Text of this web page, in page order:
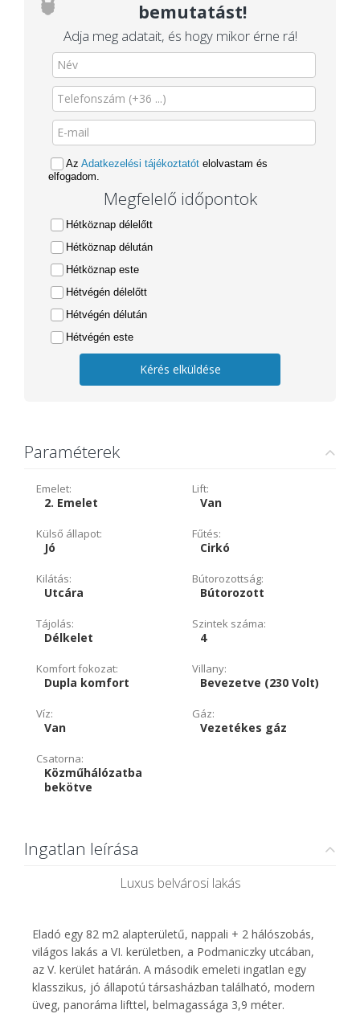
bemutatást!
Adja meg adatait, és hogy mikor érne rá!
Az Adatkezelési tájékoztatót elolvastam és
elfogadom.
Megfelelő időpontok
Hétköznap délelőtt
Hétköznap délután
Hétköznap este
Hétvégén délelőtt
Hétvégén délután
Hétvégén este
Kérés elküldése
Paraméterek
Emelet:
2. Emelet
Lift:
Van
Külső állapot:
Jó
Fűtés:
Cirkó
Kilátás:
Utcára
Bútorozottság:
Bútorozott
Tájolás:
Délkelet
Szintek száma:
4
Komfort fokozat:
Dupla komfort
Villany:
Bevezetve (230 Volt)
Víz:
Van
Gáz:
Vezetékes gáz
Csatorna:
Közműhálózatba
bekötve
Ingatlan leírása
Luxus belvárosi lakás
Eladó egy 82 m2 alapterületű, nappali + 2 hálószobás,
világos lakás a VI. kerületben, a Podmaniczky utcában,
az V. kerület határán. A második emeleti ingatlan egy
klasszikus, jó állapotú társasházban található, modern
üveg, panoráma lifttel, belmagassága 3,9 méter.